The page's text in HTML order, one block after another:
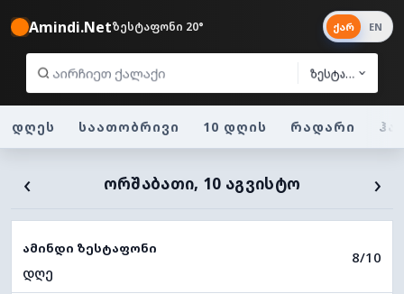
Amindi.Netზესტაფონი 20°
ზესტაფონი
ქარ EN
დღეს საათობრივი 10 დღის რადარი
‹ ᲝᲠᲨᲐᲑᲐᲗᲘ, 10 ᲐᲒᲕᲘᲡᲢᲝ ›
ამინდი ზესტაფონი
დღე
8/10